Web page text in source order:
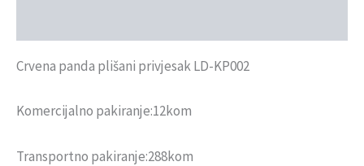
Crvena panda plišani privjesak LD-KP002
Komercijalno pakiranje:12kom
Transportno pakiranje:288kom